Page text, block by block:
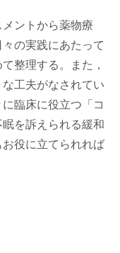
ントから薬物療
の実践にあたって
整理する。また，
工夫がなされてい
臨床に役立つ「コ
を訴えられる緩和
役に立てられれば